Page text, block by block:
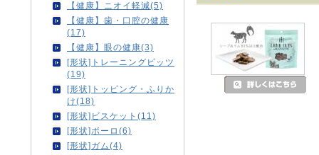
【健康】ニオイ軽減(5)
【健康】歯・口腔の健康
(17)
【健康】眼の健康(3)
[形状]トレーニングビッツ
(19)
[形状]トッピング・ふりか
け(18)
[形状]ビスケット(11)
[形状]ボーロ(6)
[形状]ガム(4)